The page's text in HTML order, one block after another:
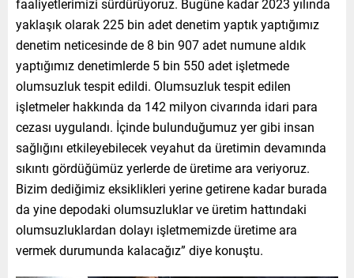
yaklaşık olarak 225 bin adet denetim yaptık yaptığımız
denetim neticesinde de 8 bin 907 adet numune aldık
yaptığımız denetimlerde 5 bin 550 adet işletmede
olumsuzluk tespit edildi. Olumsuzluk tespit edilen
işletmeler hakkında da 142 milyon civarında idari para
cezası uygulandı. İçinde bulunduğumuz yer gibi insan
sağlığını etkileyebilecek veyahut da üretimin devamında
sıkıntı gördüğümüz yerlerde de üretime ara veriyoruz.
Bizim dediğimiz eksiklikleri yerine getirene kadar burada
da yine depodaki olumsuzluklar ve üretim hattındaki
olumsuzluklardan dolayı işletmemizde üretime ara
vermek durumunda kalacağız” diye konuştu.